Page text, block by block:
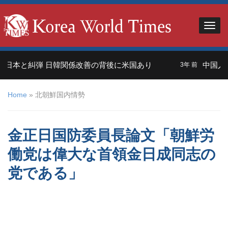
と糾弾 日韓関係改善の背後に米国あり 3年 前 中国人観
Home » 北朝鮮国内情勢
金正日国防委員長論文「朝鮮労
働党は偉大な首領金日成同志の
党である」